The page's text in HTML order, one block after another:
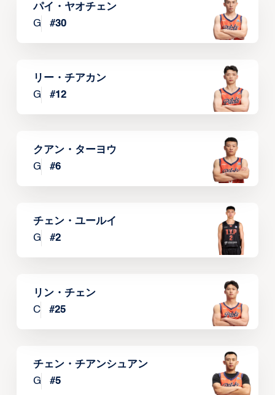
パイ・ヤオチェン
G
#30
リー・チアカン
G
#12
クアン・ターヨウ
G
#6
チェン・ユールイ
G
#2
リン・チェン
C
#25
チェン・チアンシュアン
G
#5